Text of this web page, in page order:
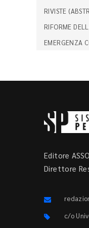
RIVISTE
RIFORME
EMERGENZA
Editore
Direttore
c/o